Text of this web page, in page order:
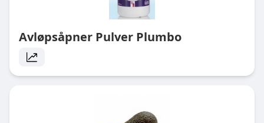
Avløpsåpner Pulver Plumbo